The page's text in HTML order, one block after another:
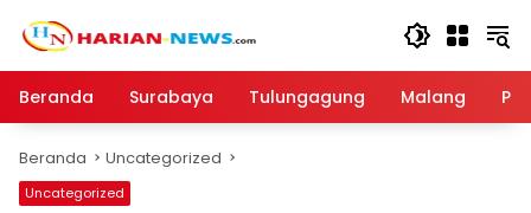
Beranda
Surabaya Tulungagung Malang
Beranda Uncategorized
Uncategorized